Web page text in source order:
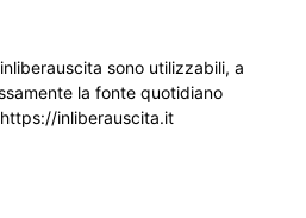
sono utilizzabili, a
la fonte quotidiano
inliberauscita.it